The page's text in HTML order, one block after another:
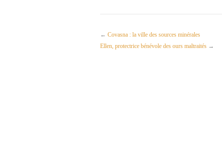
← Covasna : la ville des sources minérales
Ellen, protectrice bénévole des ours maltraités →